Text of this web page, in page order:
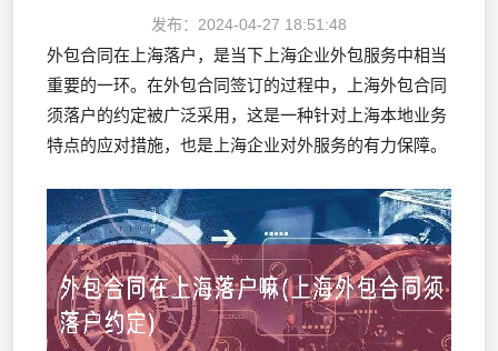
发布： 2024-04-27 18:51:48
外包合同在上海落户，是当下上海企业外包服务中相当
重要的一环。在外包合同签订的过程中，上海外包合同
须落户的约定被广泛采用，这是一种针对上海本地业务
特点的应对措施，也是上海企业对外服务的有力保障。